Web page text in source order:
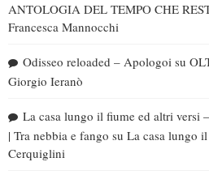
ANTOLOGIA DEL TEMPO CHE
Francesca Mannocchi
Odisseo reloaded – Apologoi su
Giorgio Ieranò
La casa lungo il fiume ed altri versi
| Tra nebbia e fango su La casa lungo
Cerquiglini